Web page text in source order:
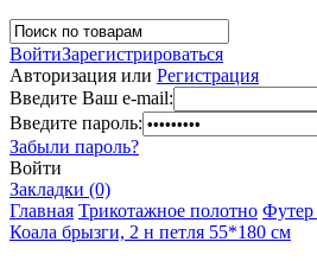
ВойтиЗарегистрироваться
Авторизация или Регистрация
Введите Ваш e-mail:
Введите пароль:
Забыли пароль?
Войти
Закладки (0)
Главная Трикотажное полотно Футер
Коала брызги, 2 н петля 55*180 см